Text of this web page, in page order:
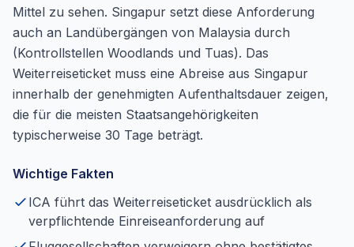
Mittel zu sehen. Singapur setzt diese Anforderung
auch an Landübergängen von Malaysia durch
(Kontrollstellen Woodlands und Tuas). Das
Weiterreiseticket muss eine Abreise aus Singapur
innerhalb der genehmigten Aufenthaltsdauer zeigen,
die für die meisten Staatsangehörigkeiten
typischerweise 30 Tage beträgt.
Wichtige Fakten
ICA führt das Weiterreiseticket ausdrücklich als
verpflichtende Einreiseanforderung auf